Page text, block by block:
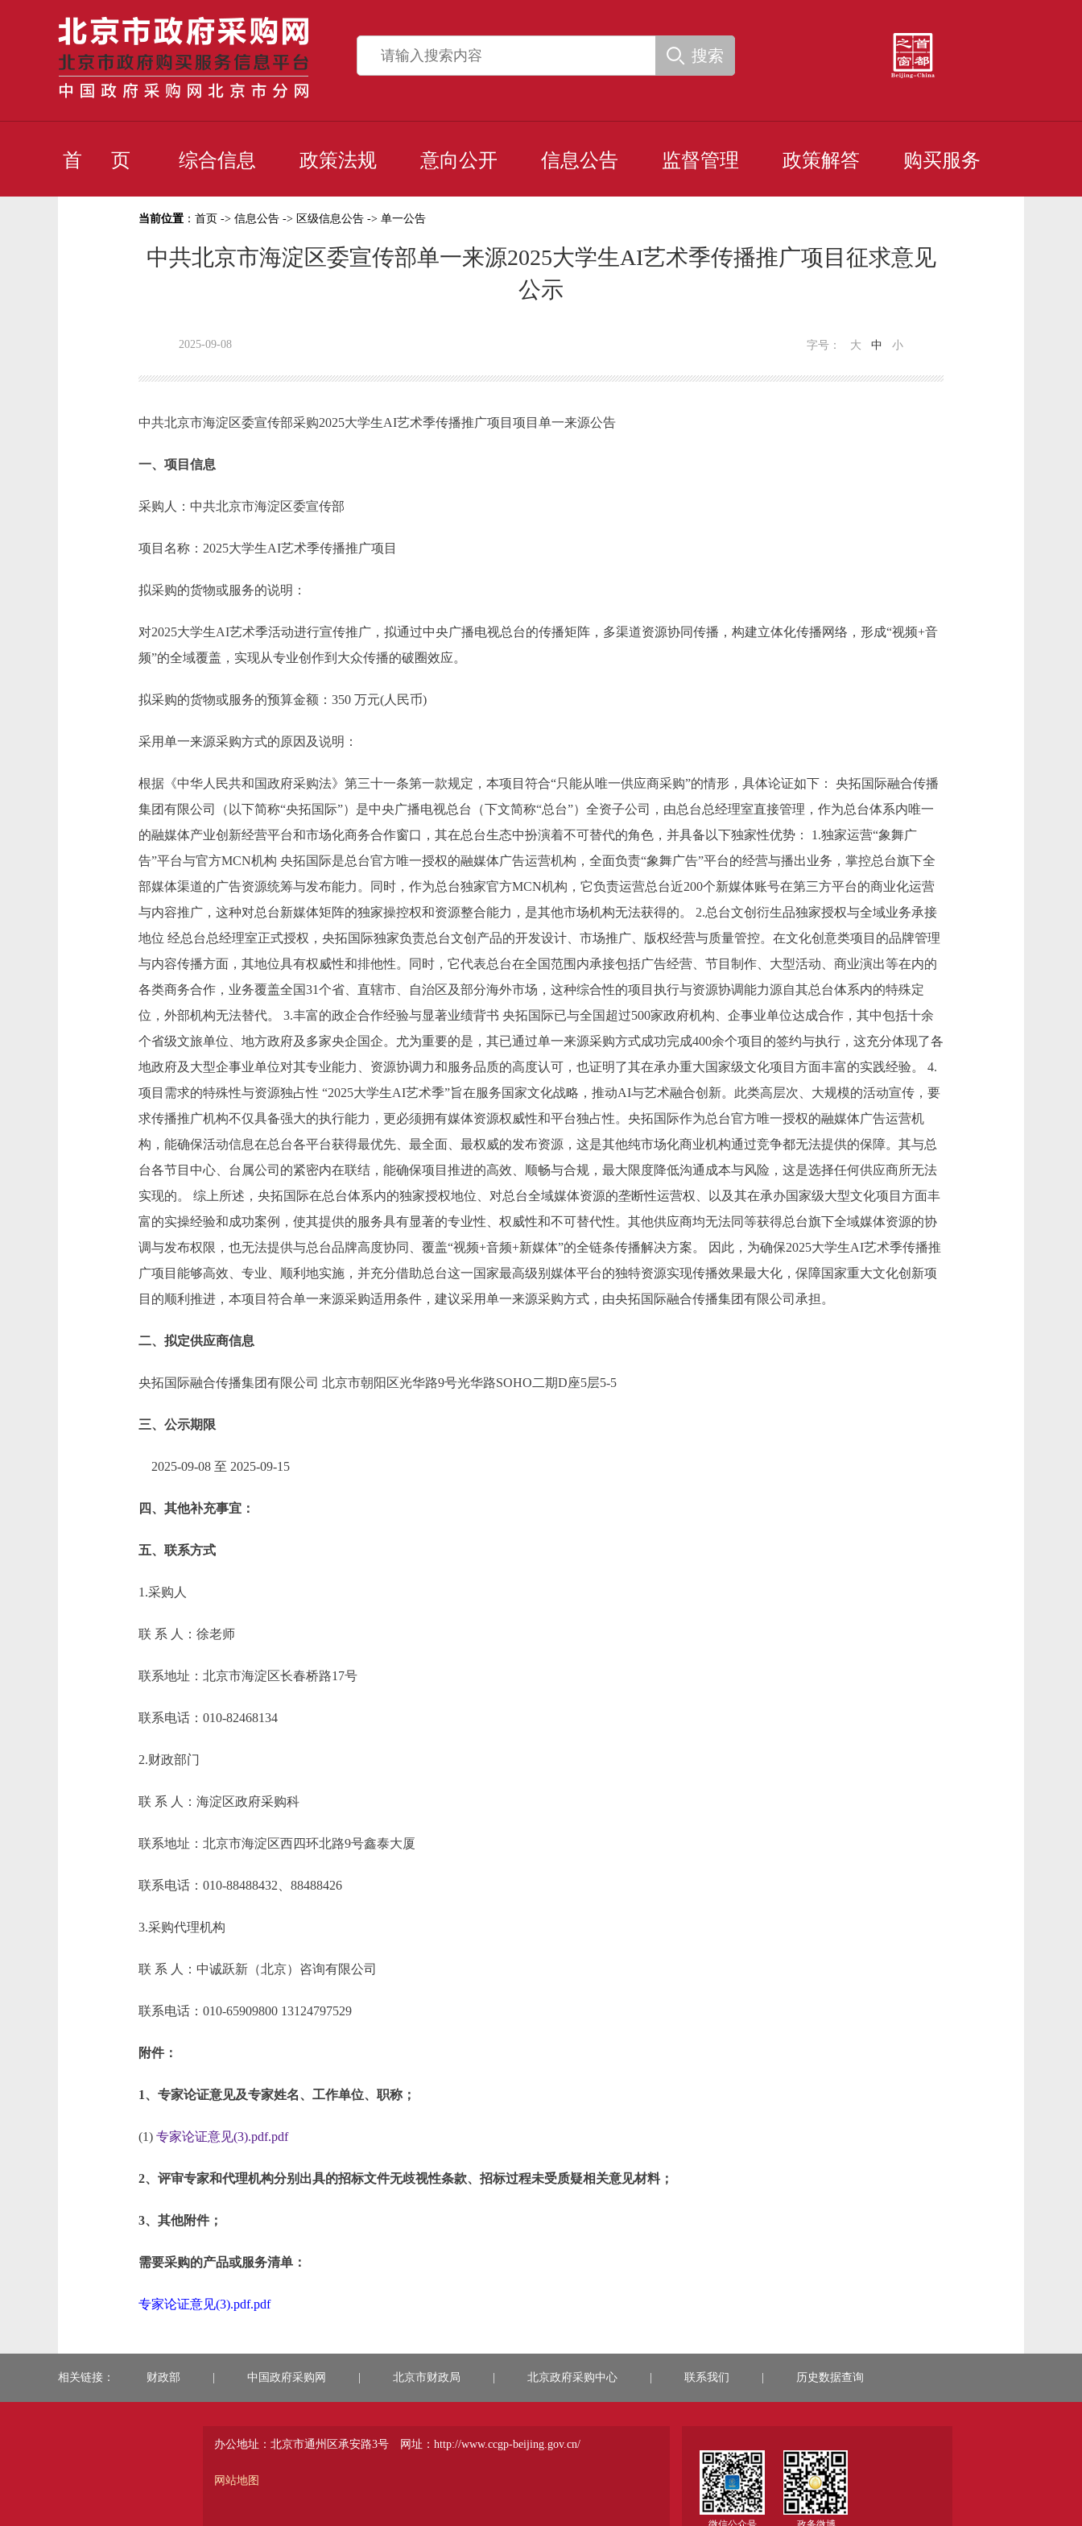
搜索
首 页 综合信息 政策法规 意向公开 信息公告 监督管理 政策解答 购买服务
当前位置 ： 首页 -> 信息公告 -> 区级信息公告 -> 单一公告
中共北京市海淀区委宣传部单一来源2025大学生AI艺术季传播推广项目征求意见
公示
2025-09-08 字号： 大 中 小
中共北京市海淀区委宣传部采购2025大学生AI艺术季传播推广项目项目单一来源公告
一、项目信息
采购人：中共北京市海淀区委宣传部
项目名称：2025大学生AI艺术季传播推广项目
拟采购的货物或服务的说明：
对2025大学生AI艺术季活动进行宣传推广，拟通过中央广播电视总台的传播矩阵，多渠道资源协同传播，构建立体化传播网络，形成“视频+音
频”的全域覆盖，实现从专业创作到大众传播的破圈效应。
拟采购的货物或服务的预算金额：350 万元(人民币)
采用单一来源采购方式的原因及说明：
根据《中华人民共和国政府采购法》第三十一条第一款规定，本项目符合“只能从唯一供应商采购”的情形，具体论证如下： 央拓国际融合传播
集团有限公司（以下简称“央拓国际”）是中央广播电视总台（下文简称“总台”）全资子公司，由总台总经理室直接管理，作为总台体系内唯一
的融媒体产业创新经营平台和市场化商务合作窗口，其在总台生态中扮演着不可替代的角色，并具备以下独家性优势： 1.独家运营“象舞广
告”平台与官方MCN机构 央拓国际是总台官方唯一授权的融媒体广告运营机构，全面负责“象舞广告”平台的经营与播出业务，掌控总台旗下全
部媒体渠道的广告资源统筹与发布能力。同时，作为总台独家官方MCN机构，它负责运营总台近200个新媒体账号在第三方平台的商业化运营
与内容推广，这种对总台新媒体矩阵的独家操控权和资源整合能力，是其他市场机构无法获得的。 2.总台文创衍生品独家授权与全域业务承接
地位 经总台总经理室正式授权，央拓国际独家负责总台文创产品的开发设计、市场推广、版权经营与质量管控。在文化创意类项目的品牌管理
与内容传播方面，其地位具有权威性和排他性。同时，它代表总台在全国范围内承接包括广告经营、节目制作、大型活动、商业演出等在内的
各类商务合作，业务覆盖全国31个省、直辖市、自治区及部分海外市场，这种综合性的项目执行与资源协调能力源自其总台体系内的特殊定
位，外部机构无法替代。 3.丰富的政企合作经验与显著业绩背书 央拓国际已与全国超过500家政府机构、企事业单位达成合作，其中包括十余
个省级文旅单位、地方政府及多家央企国企。尤为重要的是，其已通过单一来源采购方式成功完成400余个项目的签约与执行，这充分体现了各
地政府及大型企事业单位对其专业能力、资源协调力和服务品质的高度认可，也证明了其在承办重大国家级文化项目方面丰富的实践经验。 4.
项目需求的特殊性与资源独占性 “2025大学生AI艺术季”旨在服务国家文化战略，推动AI与艺术融合创新。此类高层次、大规模的活动宣传，要
求传播推广机构不仅具备强大的执行能力，更必须拥有媒体资源权威性和平台独占性。央拓国际作为总台官方唯一授权的融媒体广告运营机
构，能确保活动信息在总台各平台获得最优先、最全面、最权威的发布资源，这是其他纯市场化商业机构通过竞争都无法提供的保障。其与总
台各节目中心、台属公司的紧密内在联结，能确保项目推进的高效、顺畅与合规，最大限度降低沟通成本与风险，这是选择任何供应商所无法
实现的。 综上所述，央拓国际在总台体系内的独家授权地位、对总台全域媒体资源的垄断性运营权、以及其在承办国家级大型文化项目方面丰
富的实操经验和成功案例，使其提供的服务具有显著的专业性、权威性和不可替代性。其他供应商均无法同等获得总台旗下全域媒体资源的协
调与发布权限，也无法提供与总台品牌高度协同、覆盖“视频+音频+新媒体”的全链条传播解决方案。 因此，为确保2025大学生AI艺术季传播推
广项目能够高效、专业、顺利地实施，并充分借助总台这一国家最高级别媒体平台的独特资源实现传播效果最大化，保障国家重大文化创新项
目的顺利推进，本项目符合单一来源采购适用条件，建议采用单一来源采购方式，由央拓国际融合传播集团有限公司承担。
二、拟定供应商信息
央拓国际融合传播集团有限公司 北京市朝阳区光华路9号光华路SOHO二期D座5层5-5
三、公示期限
2025-09-08 至 2025-09-15
四、其他补充事宜：
五、联系方式
1.采购人
联 系 人：徐老师
联系地址：北京市海淀区长春桥路17号
联系电话：010-82468134
2.财政部门
联 系 人：海淀区政府采购科
联系地址：北京市海淀区西四环北路9号鑫泰大厦
联系电话：010-88488432、88488426
3.采购代理机构
联 系 人：中诚跃新（北京）咨询有限公司
联系电话：010-65909800 13124797529
附件：
1、专家论证意见及专家姓名、工作单位、职称；
(1) 专家论证意见(3).pdf.pdf
2、评审专家和代理机构分别出具的招标文件无歧视性条款、招标过程未受质疑相关意见材料；
3、其他附件；
需要采购的产品或服务清单：
专家论证意见(3).pdf.pdf
相关链接： 财政部 中国政府采购网 北京市财政局 北京政府采购中心 联系我们 历史数据查询
办公地址：北京市通州区承安路3号
网站地图
网址：http://www.ccgp-beijing.gov.cn/